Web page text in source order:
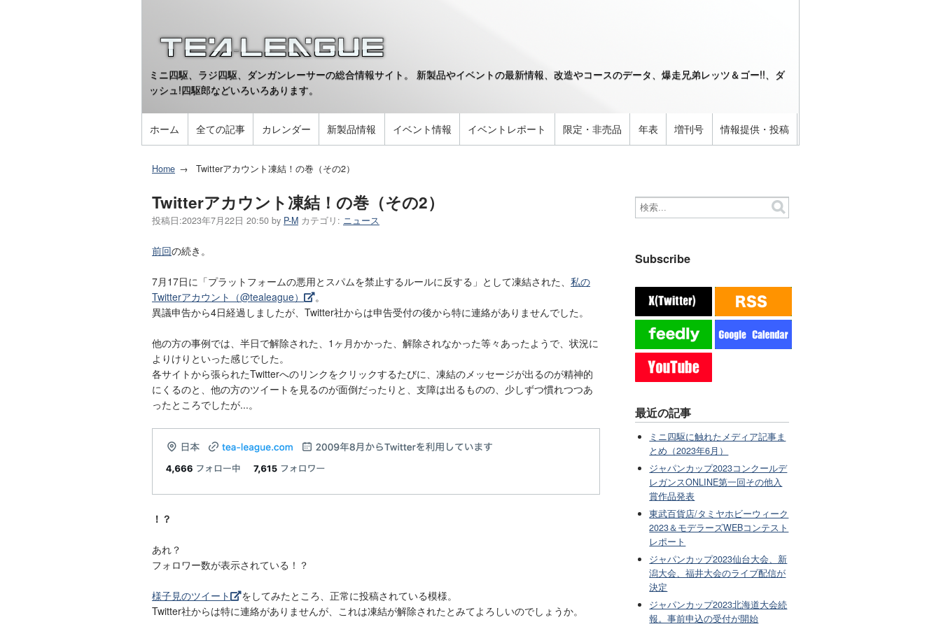
ミニ四駆、ラジ四駆、ダンガンレーサーの総合情報サイト。 新製品やイベントの最新情報、改造やコースのデータ、爆走兄弟レッツ＆ゴー!!、ダ
ッシュ!四駆郎などいろいろあります。
ホーム 全ての記事 カレンダー 新製品情報 イベント情報 イベントレポート 限定・非売品 年表 増刊号 情報提供・投稿
Home Twitterアカウント凍結！の巻（その2）
Twitterアカウント凍結！の巻（その2）
投稿日:2023年7月22日 20:50 by P-M カテゴリ: ニュース
前回の続き。
7月17日に「プラットフォームの悪用とスパムを禁止するルールに反する」として凍結された、 私の
Twitterアカウント（@tealeague）
。
異議申告から4日経過しましたが、Twitter社からは申告受付の後から特に連絡がありませんでした。
他の方の事例では、半日で解除された、1ヶ月かかった、解除されなかった等々あったようで、状況に
よりけりといった感じでした。
各サイトから張られたTwitterへのリンクをクリックするたびに、凍結のメッセージが出るのが精神的
にくるのと、他の方のツイートを見るのが面倒だったりと、支障は出るものの、少しずつ慣れつつあ
ったところでしたが...。
！？
あれ？
フォロワー数が表示されている！？
様子見のツイート
をしてみたところ、正常に投稿されている模様。
Twitter社からは特に連絡がありませんが、これは凍結が解除されたとみてよろしいのでしょうか。
Subscribe
最近の記事
ミニ四駆に触れたメディア記事ま
とめ（2023年6月）
ジャパンカップ2023コンクールデ
レガンスONLINE第一回その他入
賞作品発表
東武百貨店/タミヤホビーウィーク
2023＆モデラーズWEBコンテスト
レポート
ジャパンカップ2023仙台大会、新
潟大会、福井大会のライブ配信が
決定
ジャパンカップ2023北海道大会続
報。事前申込の受付が開始